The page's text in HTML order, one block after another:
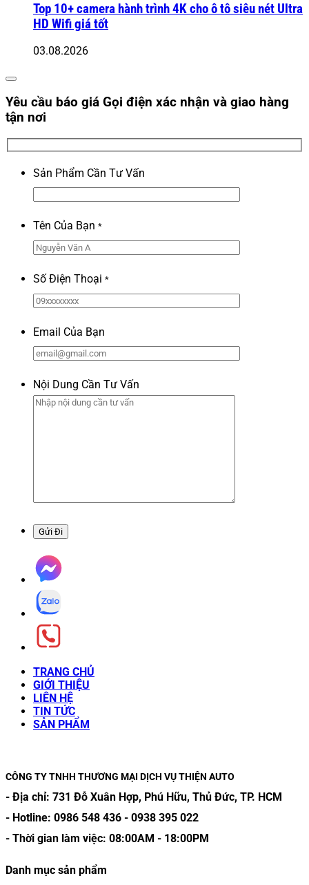
Top 10+ camera hành trình 4K cho ô tô siêu nét Ultra
HD Wifi giá tốt
03.08.2026
Yêu cầu báo giá Gọi điện xác nhận và giao hàng
tận nơi
Sản Phẩm Cần Tư Vấn
Tên Của Bạn *
Số Điện Thoại *
Email Của Bạn
Nội Dung Cần Tư Vấn
TRANG CHỦ
GIỚI THIỆU
LIÊN HỆ
TIN TỨC
SẢN PHẨM
CÔNG TY TNHH THƯƠNG MẠI DỊCH VỤ THIỆN AUTO
- Địa chỉ: 731 Đỗ Xuân Hợp, Phú Hữu, Thủ Đức, TP. HCM
- Hotline: 0986 548 436 - 0938 395 022
- Thời gian làm việc: 08:00AM - 18:00PM
Danh mục sản phẩm